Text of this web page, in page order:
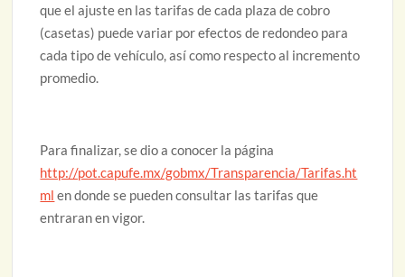
que el ajuste en las tarifas de cada plaza de cobro
(casetas) puede variar por efectos de redondeo para
cada tipo de vehículo, así como respecto al incremento
promedio.
Para finalizar, se dio a conocer la página
http://pot.capufe.mx/gobmx/Transparencia/Tarifas.ht
ml en donde se pueden consultar las tarifas que
entraran en vigor.